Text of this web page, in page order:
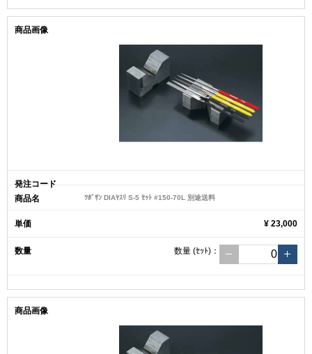
ﾂﾎﾞｻﾝ DIAﾔｽﾘ S-5 ｾｯﾄ #150-70L 別途送料
¥ 23,000
数量 (ｾｯﾄ) ：